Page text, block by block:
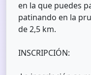
en la que puedes
patinando en la
de 2,5 km.
INSCRIPCIÓN: